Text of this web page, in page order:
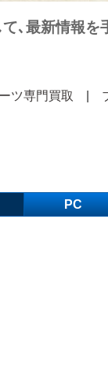
､最新情報を
ツ専門買取
PC